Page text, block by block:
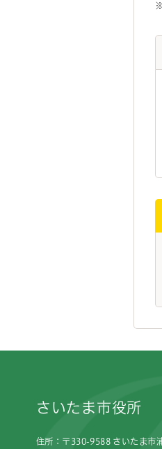
さいたま市役所
住所：〒330-9588 さいたま市